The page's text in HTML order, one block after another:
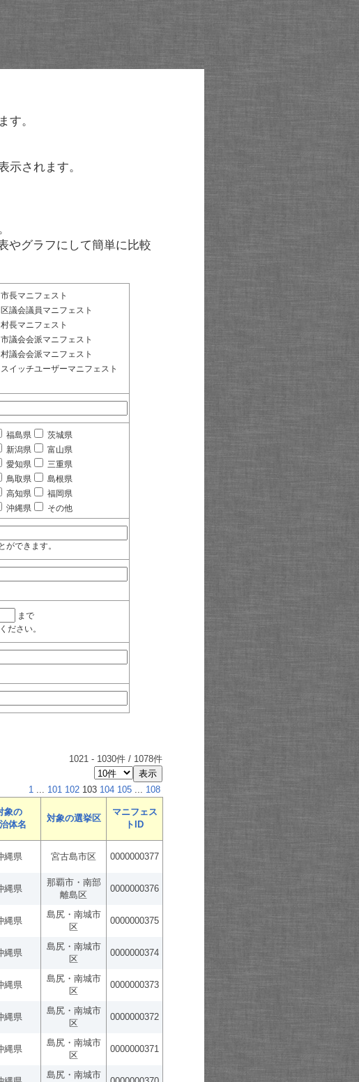
す。
示されます。
やグラフにして簡単に比較
市長マニフェスト
区議会議員マニフェスト
村長マニフェスト
市議会会派マニフェスト
村議会会派マニフェスト
スイッチユーザーマニフェスト
福島県
茨城県
新潟県
富山県
愛知県
三重県
鳥取県
島根県
高知県
福岡県
沖縄県 その他
できます。
まで
さい。
1021 - 1030件 / 1078件
1 ... 101 102 103 104 105 ... 108
象の
体名
対象の選挙区
マニフェス
トID
縄県 宮古島市区 0000000377
縄県
那覇市・南部
離島区
0000000376
縄県
島尻・南城市
区
0000000375
縄県
島尻・南城市
区
0000000374
縄県
島尻・南城市
区
0000000373
縄県
島尻・南城市
区
0000000372
縄県
島尻・南城市
区
0000000371
島尻・南城市